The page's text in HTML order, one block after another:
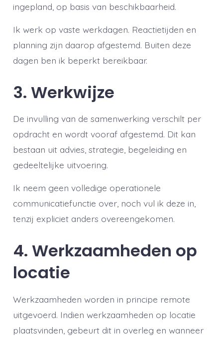
ingepland, op basis van beschikbaarheid.
Ik werk op vaste werkdagen. Reactietijden en
planning zijn daarop afgestemd. Buiten deze
dagen ben ik beperkt bereikbaar.
3. Werkwijze
De invulling van de samenwerking verschilt per
opdracht en wordt vooraf afgestemd. Dit kan
bestaan uit advies, strategie, begeleiding en
gedeeltelijke uitvoering.
Ik neem geen volledige operationele
communicatiefunctie over, noch vul ik deze in,
tenzij expliciet anders overeengekomen.
4. Werkzaamheden op
locatie
Werkzaamheden worden in principe remote
uitgevoerd. Indien werkzaamheden op locatie
plaatsvinden, gebeurt dit in overleg en wanneer